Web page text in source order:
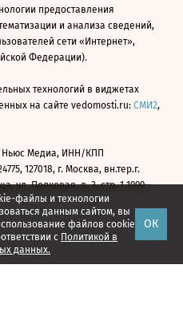
файлы и технологии
данным сайтом, вы
файлов cookie
с Политикой в
данных.
ОК
предоставления
и анализа сведений,
сети «Интернет»,
Федерации).
технологий в виджетах
на сайте vedomosti.ru: СМИ2,
Ньюс Медиа, ИНН/КПП
127018, г. Москва, вн.тер.г.
ул. Полковая, д. 3, стр. 1 1999—